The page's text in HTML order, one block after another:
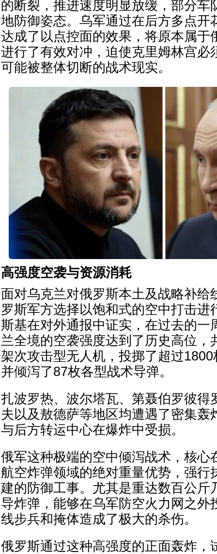
的断裂，推进速度明显放缓，部分车
地防御姿态。乌军通过在后方多点开
达成了以点控面的效果，将原本属于
进行了有效对冲，迫使克里姆林宫必
可能被整体切断的战术现实。
高强度空袭与资源消耗
面对乌克兰对俄罗斯本土及战略补给
罗斯军方选择以饱和式的空中打击进
斯基在对外通报中证实，在过去的一
兰全境的空袭强度达到了历史高位，
架次攻击型无人机，投掷了超过
并倾泻了87枚各型战术导弹。
扎波罗热、波尔塔瓦、第聂伯罗彼得
夫以及敖德萨等地区均遭遇了密集轰
与后方转运中心在爆炸中受损。
俄军这种极端的空中倾泻战术，核心
航空炸弹领域的绝对重量优势，强行
建的防御工事。尤其是重达数百公斤
导炸弹，能够在乌军防空火力网之外
线步兵和掩体造成了极大的杀伤。
俄罗斯通过这种高强度的正面轰炸，